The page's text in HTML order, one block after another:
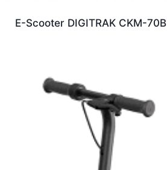
E-Scooter DIGITRAK CKM-70B